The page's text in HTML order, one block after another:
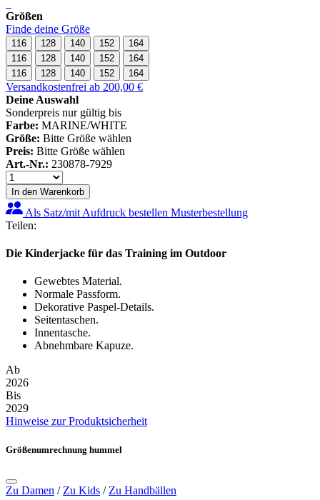
Größen
Finde deine Größe
116 128 140 152
164
116
128 140 152
164
116
128 140 152 164
Versandkostenfrei ab 200,00 €
Deine Auswahl
Sonderpreis nur gültig bis
Farbe: MARINE/WHITE
Größe: Bitte Größe wählen
Preis: Bitte Größe wählen
Art.-Nr.: 230878-7929
In den Warenkorb
Als Satz/mit Aufdruck bestellen Musterbestellung
Teilen:
Die Kinderjacke für das Training im Outdoor
Gewebtes Material.
Normale Passform.
Dekorative Paspel-Details.
Seitentaschen.
Innentasche.
Abnehmbare Kapuze.
Ab
2026
Bis
2029
Hinweise zur Produktsicherheit
Größenumrechnung hummel
Zu Damen / Zu Kids / Zu Handbällen